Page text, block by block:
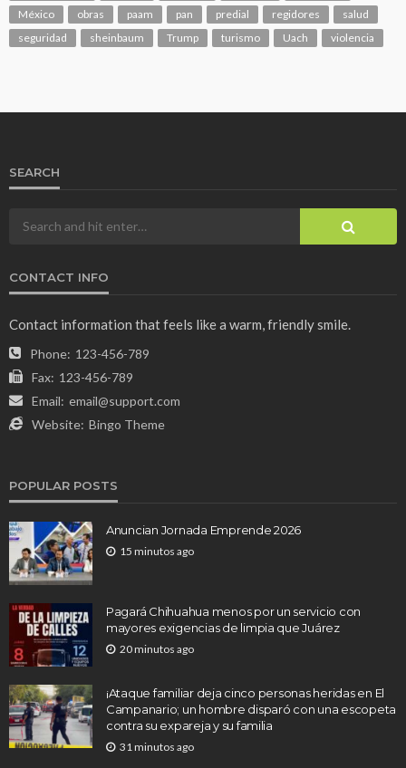
México
obras paam pan predial regidores
salud
seguridad
sheinbaum Trump turismo Uach violencia
SEARCH
CONTACT INFO
Contact information that feels like a warm, friendly smile.
Phone: 123-456-789
Fax: 123-456-789
Email: email@support.com
Website: Bingo Theme
POPULAR POSTS
Anuncian Jornada Emprende 2026
15 minutos ago
Pagará Chihuahua menos por un servicio con
mayores exigencias de limpia que Juárez
20 minutos ago
¡Ataque familiar deja cinco personas heridas en El
Campanario; un hombre disparó con una escopeta
contra su expareja y su familia
31 minutos ago